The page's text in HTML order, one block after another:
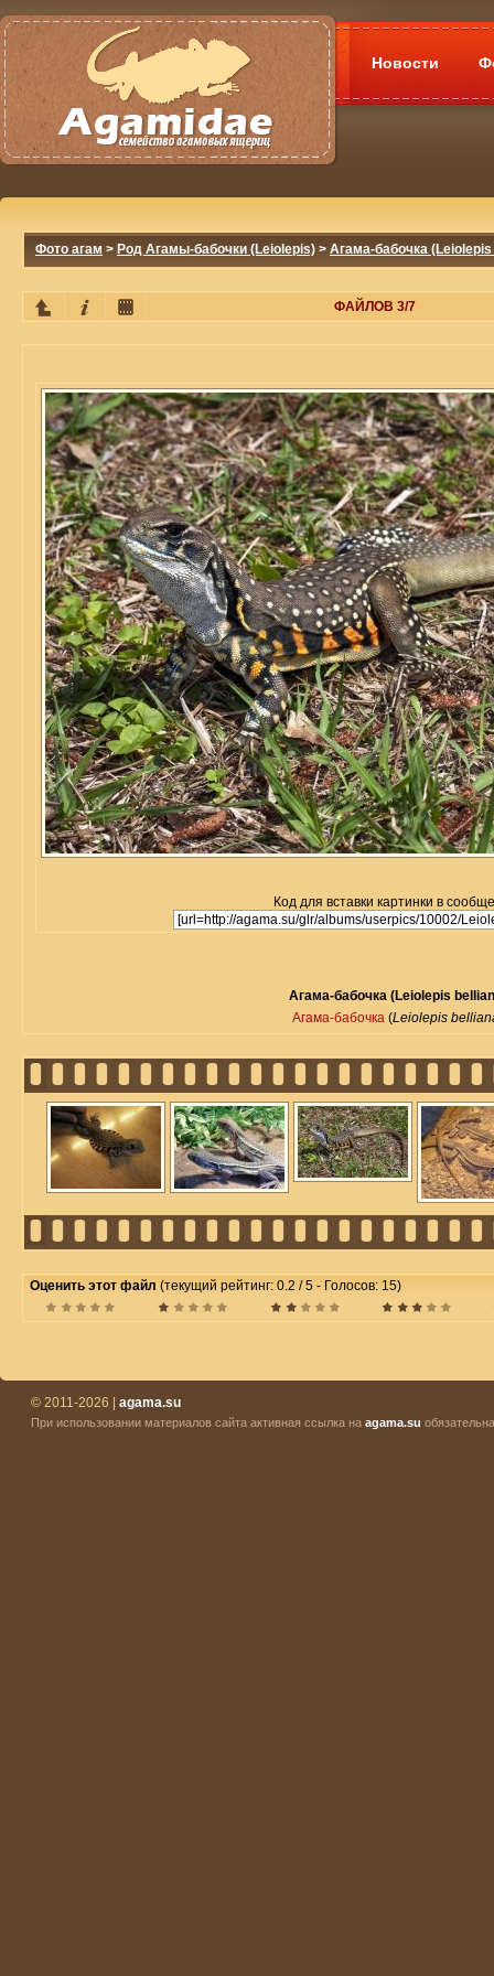
Новости
Фото агам > Род Агамы-бабочки (Leiolepis) > Агама-бабочка
ФАЙЛОВ 3/7
Код для вставки картинки в
Агама-бабочка (Leiolepis
Агама-бабочка (Leiolepis
Оценить этот файл (текущий рейтинг: 0.2 / 5 - Голосов: 15)
© 2011-2026 | agama.su
При использовании материалов сайта активная ссылка на agama.su